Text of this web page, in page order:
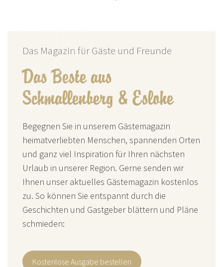
Das Beste aus
Schmallenberg & Eslohe
Das Magazin für Gäste und Freunde
Begegnen Sie in unserem Gästemagazin
heimatverliebten Menschen, spannenden Orten
und ganz viel Inspiration für Ihren nächsten
Urlaub in unserer Region. Gerne senden wir
Ihnen unser aktuelles Gästemagazin kostenlos
zu. So können Sie entspannt durch die
Geschichten und Gastgeber blättern und Pläne
schmieden:
Kostenlose Ausgabe bestellen